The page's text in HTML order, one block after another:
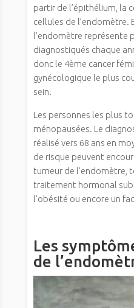
partir de l’épithélium, la
cellules de l’endomètre.
l’endomètre représente
diagnostiqués chaque
donc le 4ème cancer
gynécologique le plus
sein.
Les personnes les plus
ménopausées. Le
réalisé vers 68 ans en
de risque peuvent
tumeur de l’endomètre,
traitement hormonal
l’obésité ou encore un
Les
de